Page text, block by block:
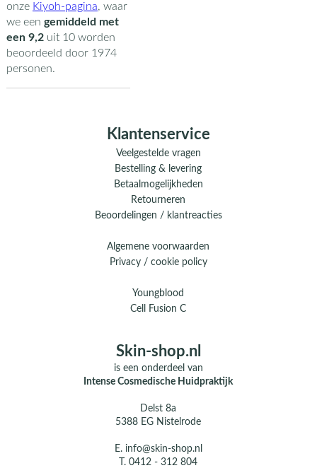
onze Kiyoh-pagina, waar
we een gemiddeld met
een 9,2uit 10worden
beoordeeld door 1974
personen.
Klantenservice
Veelgestelde vragen
Bestelling & levering
Betaalmogelijkheden
Retourneren
Beoordelingen / klantreacties
Algemene voorwaarden
Privacy / cookie policy
Youngblood
Cell Fusion C
Skin-shop.nl
is een onderdeel van
Intense Cosmedische Huidpraktijk
Delst 8a
5388 EG Nistelrode
E. info@skin-shop.nl
T.0412 - 312 804